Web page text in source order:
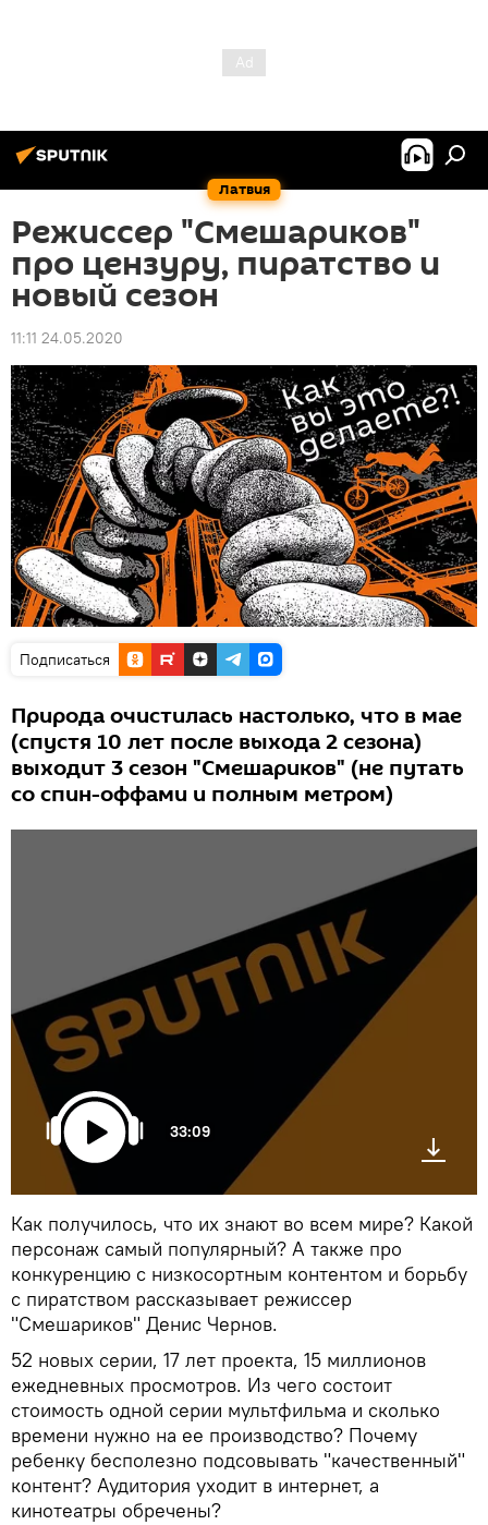
Латвия
Режиссер "Смешариков"
про цензуру, пиратство и
новый сезон
11:11 24.05.2020
Подписаться
Природа очистилась настолько, что в мае
(спустя 10 лет после выхода 2 сезона)
выходит 3 сезон "Смешариков" (не путать
со спин-оффами и полным метром)
33:09
Как получилось, что их знают во всем мире? Какой
персонаж самый популярный? А также про
конкуренцию с низкосортным контентом и борьбу
с пиратством рассказывает режиссер
"Смешариков" Денис Чернов.
52 новых серии, 17 лет проекта, 15 миллионов
ежедневных просмотров. Из чего состоит
стоимость одной серии мультфильма и сколько
времени нужно на ее производство? Почему
ребенку бесполезно подсовывать "качественный"
контент? Аудитория уходит в интернет, а
кинотеатры обречены?